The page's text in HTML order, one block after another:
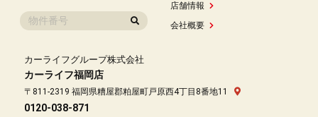
店舗情報
会社概要
カーライフグループ株式会社
カーライフ福岡店
〒811-2319 福岡県糟屋郡粕屋町戸原西4丁目8番地11
0120-038-871